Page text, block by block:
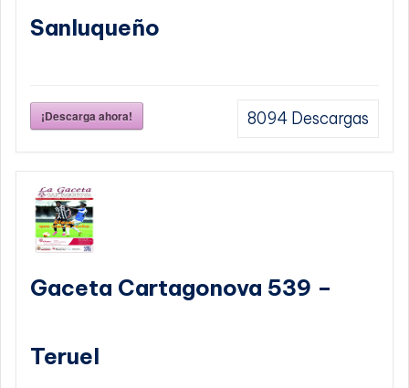
Sanluqueño
¡Descarga ahora! 8094 Descargas
Gaceta Cartagonova 539 –
Teruel